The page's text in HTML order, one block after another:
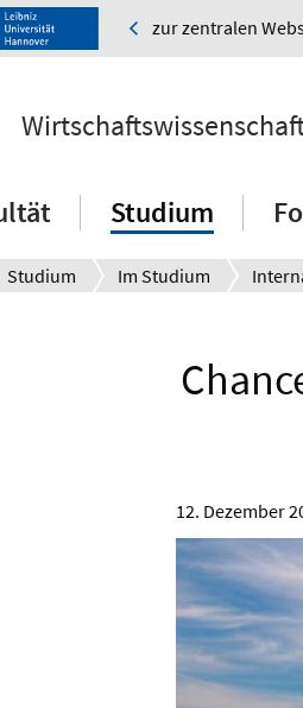
zur zentralen
Studium
Studium Im Studium
12. Dezember